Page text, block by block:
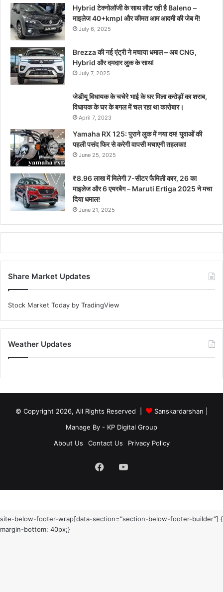
Hybrid टेक्नोलॉजी के साथ लौट रही है Baleno –
माइलेज 40+kmpl और कीमत आम आदमी की जेब में!
July 6, 2025
Brezza की नई एंट्री ने मचाया धमाल – अब CNG,
Hybrid और दमदार लुक के साथ!
July 7, 2025
जेडीयू विधायक के चचेरे भाई के घर मिला करोड़ों का शराब,
विधायक के घर के बगल में चल रहा था कारोबार।
April 7, 2023
Yamaha RX 125: पुराने लुक में नया दम! युवाओं की
पहली पसंद फिर से करेगी वापसी मचाएगी तहलका!
June 25, 2025
₹8.96 लाख में मिलेगी 7-सीटर फैमिली कार, 26 का
माइलेज और 6 एयरबैग – Maruti Ertiga 2025 ने मचा
दिया धमाल!
June 21, 2025
Share Market Updates
Stock Market Today by TradingView
Weather Updates
© Copyright 2026, All Rights Reserved | Sanskardarshan
Manage By - KP Digital Group
About Us
Contact Us Privacy Policy
FacebookYouTube
site-below-footer-wrap[data-section="section-below-footer-builder"] {
margin-bottom: 40px;}